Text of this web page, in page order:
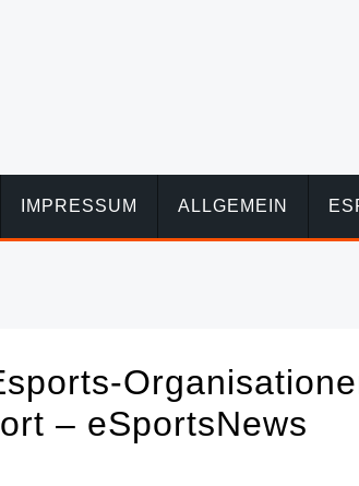
IMPRESSUM ALLGEMEIN
– eSportsNews